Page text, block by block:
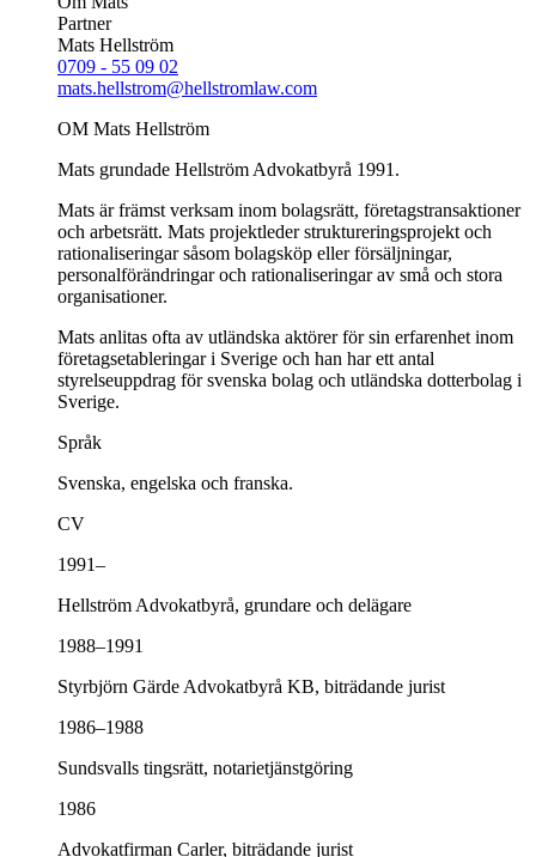
Partner
Mats Hellström
0709 - 55 09 02
mats.hellstrom@hellstromlaw.com
OM Mats Hellström
Mats grundade Hellström Advokatbyrå 1991.
Mats är främst verksam inom bolagsrätt, företagstransaktioner
och arbetsrätt. Mats projektleder struktureringsprojekt och
rationaliseringar såsom bolagsköp eller försäljningar,
personalförändringar och rationaliseringar av små och stora
organisationer.
Mats anlitas ofta av utländska aktörer för sin erfarenhet inom
företagsetableringar i Sverige och han har ett antal
styrelseuppdrag för svenska bolag och utländska dotterbolag i
Sverige.
Språk
Svenska, engelska och franska.
CV
1991–
Hellström Advokatbyrå, grundare och delägare
1988–1991
Styrbjörn Gärde Advokatbyrå KB, biträdande jurist
1986–1988
Sundsvalls tingsrätt, notarietjänstgöring
1986
Advokatfirman Carler, biträdande jurist